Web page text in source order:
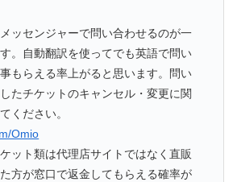
ッセンジャーで問い合わせるのが一
。自動翻訳を使ってでも英語で問い
もらえる率上がると思います。問い
たチケットのキャンセル・変更に関
ください。
Omio
ット類は代理店サイトではなく直販
方が窓口で返金してもらえる確率が